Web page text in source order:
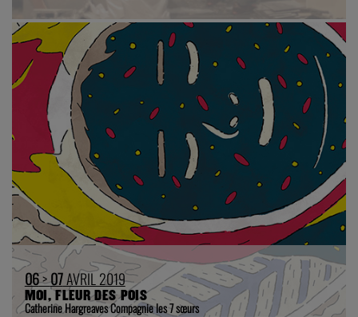
06>07AVRIL 2019
MOI, FLEUR DES POIS
Catherine Hargreaves Compagnie les 7 sœurs